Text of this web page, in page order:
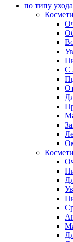
по типу ухода
С